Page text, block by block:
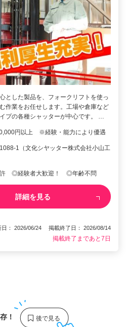
とした製品を、フォークリフトを使っ
作業をお任せします。工場や倉庫など
プの各種シャッターが中心です。 …
円以上 ※経験・能力により優遇
1（文化シヤッター株式会社小山工
許 ◎経験者大歓迎！ ◎年齢不問
詳細を見る
日： 2026/06/24 掲載終了日： 2026/08/14
掲載終了まであと7日
！